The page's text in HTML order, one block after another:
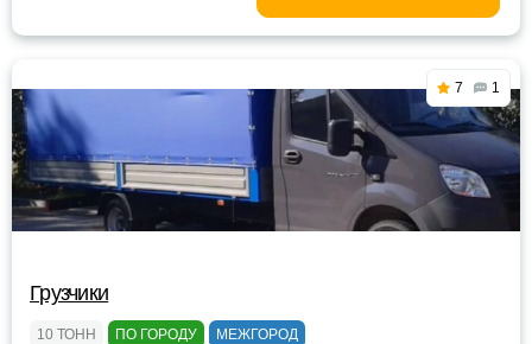
7 1
Грузчики
10 ТОНН ПО ГОРОДУ МЕЖГОРОД